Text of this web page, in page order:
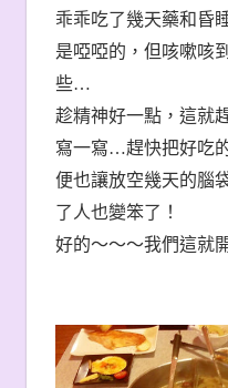
乖乖吃了幾天藥和昏
是啞啞的，但咳嗽咳
些…
趁精神好一點，這就
寫一寫…趕快把好吃
便也讓放空幾天的腦
了人也變笨了！
好的～～～我們這就